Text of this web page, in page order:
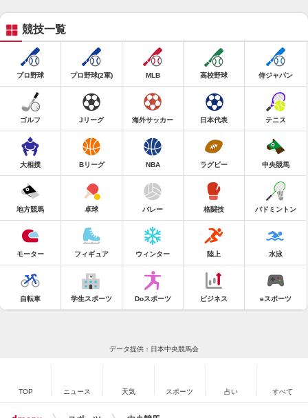
競技一覧
プロ野球 プロ野球(2軍) MLB 高校野球 侍ジャパン
ゴルフ Jリーグ 海外サッカー 日本代表 テニス
大相撲 Bリーグ NBA ラグビー 中央競馬
地方競馬 卓球 バレー 格闘技 バドミントン
モーター フィギュア ウィンター 陸上 水泳
自転車 学生スポーツ Doスポーツ ビジネス eスポーツ
データ提供：日本中央競馬会
TOP ニュース 天気 スポーツ 占い すべて